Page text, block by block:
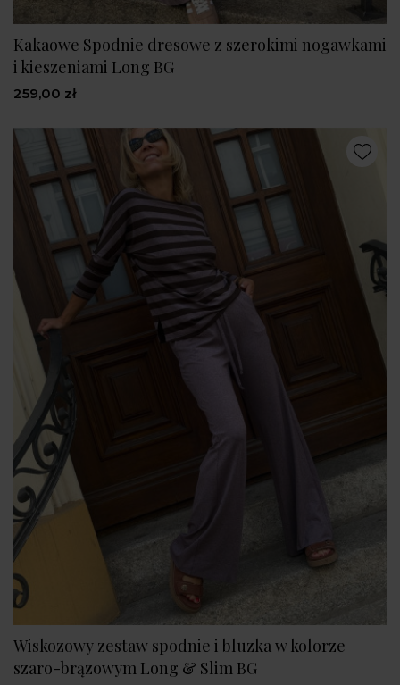
Kakaowe Spodnie dresowe z szerokimi nogawkami
i kieszeniami Long BG
259,00 zł
Wiskozowy zestaw spodnie i bluzka w kolorze
szaro-brązowym Long & Slim BG